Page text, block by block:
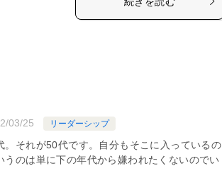
03/25 リーダーシップ
。それが50代です。自分もそこに入っているの
のは単に下の年代から嫌われたくないのでい